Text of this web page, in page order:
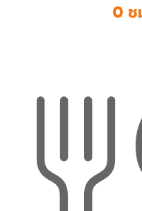
0 ช